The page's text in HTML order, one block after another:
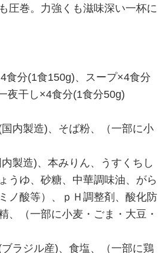
圧巻。力強くも滋味深い一杯に
食分(1食150g)、スープ×4食分
夜干し×4食分(1食分50g)
国内製造)、そば粉、（一部に小
内製造)、本みりん、うすくちし
うゆ、砂糖、中華調味油、がら
ノ酸等）、ｐＨ調整剤、酸化防
、（一部に小麦・ごま・大豆・
ブラジル産)、食塩、（一部に鶏